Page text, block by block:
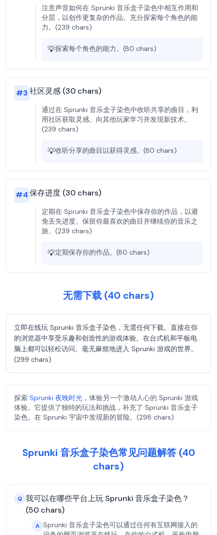
注意声音如何在 Sprunki 音乐盒子染色中相互作用和
分层，以创作更复杂的作品。充分探索每个角色的能
力。(239 chars)
💡探索每个角色的能力。(80 chars)
#3社区灵感 (30 chars)
通过在 Sprunki 音乐盒子染色中收听共享的曲目，利
用社区获取灵感。向其他玩家学习并发现新技术。
(239 chars)
💡收听分享的曲目以获得灵感。(80 chars)
#4保存进度 (30 chars)
定期在 Sprunki 音乐盒子染色中保存你的作品，以避
免丢失进度。保留你最喜欢的曲目并继续你的音乐之
旅。(239 chars)
💡定期保存你的作品。(80 chars)
无需下载 (40 chars)
立即在线玩 Sprunki 音乐盒子染色，无需任何下载。直接在你
的浏览器中享受乐趣和创造性的游戏体验。在台式机和平板电
脑上都可以轻松访问。毫无麻烦地进入 Sprunki 游戏的世界。
(299 chars)
探索 Sprunki 夜晚时光 ，体验另一个激动人心的 Sprunki 游戏
体验。它提供了独特的玩法和挑战，补充了 Sprunki 音乐盒子
染色。在 Sprunki 宇宙中发现新的冒险。(298 chars)
Sprunki 音乐盒子染色常见问题解答 (40
chars)
Q 我可以在哪些平台上玩 Sprunki 音乐盒子染色？
(50 chars)
A Sprunki 音乐盒子染色可以通过任何有互联网接入的